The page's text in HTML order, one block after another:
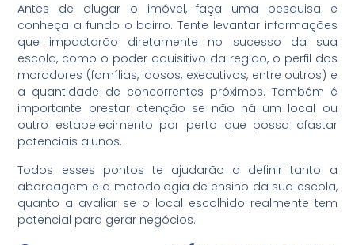
Antes de alugar o imóvel, faça uma pesquisa e
conheça a fundo o bairro. Tente levantar informações
que impactarão diretamente no sucesso da sua
escola, como o poder aquisitivo da região, o perfil dos
moradores (famílias, idosos, executivos, entre outros) e
a quantidade de concorrentes próximos. Também é
importante prestar atenção se não há um local ou
outro estabelecimento por perto que possa afastar
potenciais alunos.
Todos esses pontos te ajudarão a definir tanto a
abordagem e a metodologia de ensino da sua escola,
quanto a avaliar se o local escolhido realmente tem
potencial para gerar negócios.